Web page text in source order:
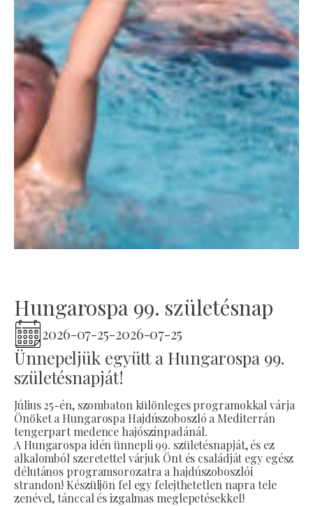
Hungarospa 99. születésnap
2026-07-25-2026-07-25
Ünnepeljük együtt a Hungarospa 99.
születésnapját!
Július 25-én, szombaton különleges programokkal várja
Önöket a Hungarospa Hajdúszoboszló a Mediterrán
tengerpart medence hajószínpadánál.
A Hungarospa idén ünnepli 99. születésnapját, és ez
alkalomból szeretettel várjuk Önt és családját egy egész
délutános programsorozatra a hajdúszoboszlói
strandon! Készüljön fel egy felejthetetlen napra tele
zenével, tánccal és izgalmas meglepetésekkel!